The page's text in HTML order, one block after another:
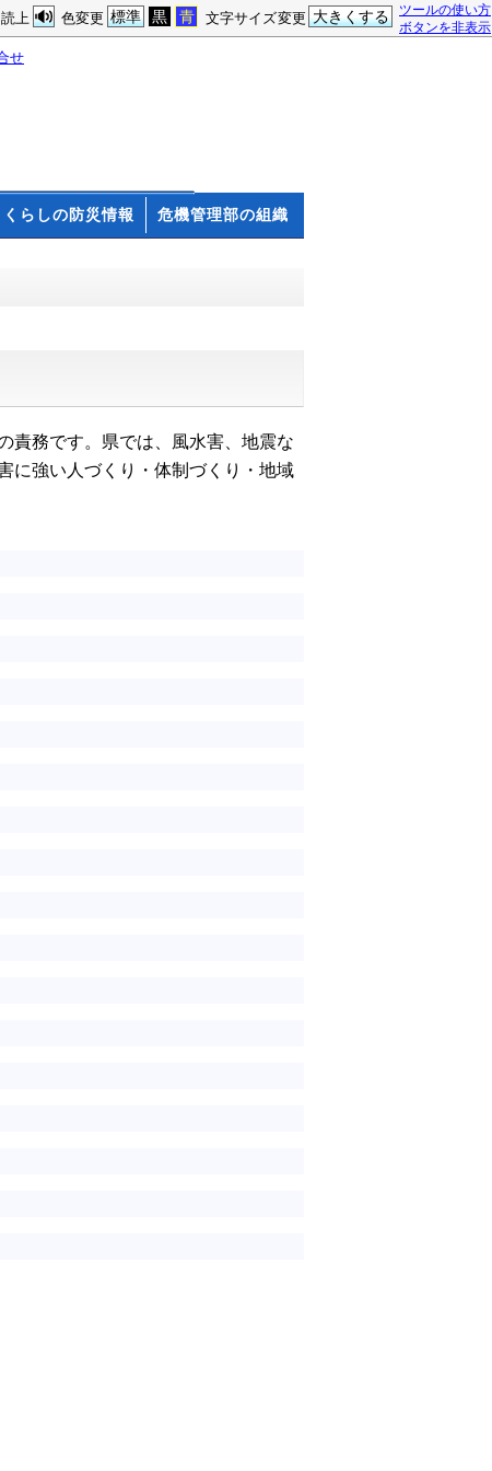
ツールの使い方
ボタンを非表示
文字サイズ変更 大きくする
色変更 標準 黒 青
読上
せ
くらしの防災情報 危機管理部の組織
責務です。県では、風水害、地震な
に強い人づくり・体制づくり・地域